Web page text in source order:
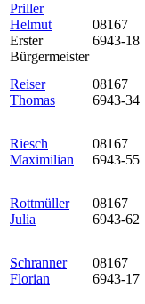
Priller
Helmut
Erster
Bürgermeister
08167
6943-18
Reiser
Thomas
08167
6943-34
Riesch
Maximilian
08167
6943-55
Rottmüller
Julia
08167
6943-62
Schranner
Florian
08167
6943-17